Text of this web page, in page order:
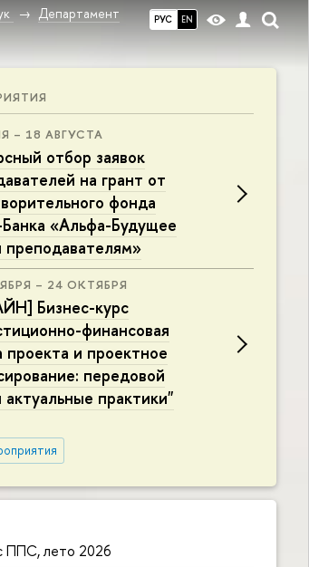
РУС EN
Департамент
– 18 АВГУСТА
отбор заявок
на грант от
фонда
«Альфа-Будущее
преподавателям»
– 24 ОКТЯБРЯ
Бизнес-курс
финансовая
проекта и проектное
передовой
практики"
ППС, лето 2026